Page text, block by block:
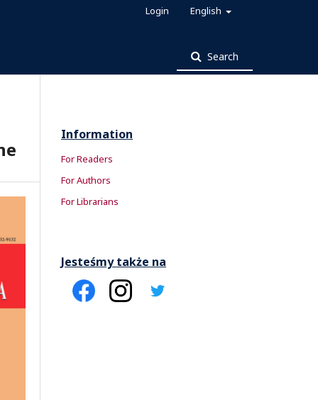
Search
English
Login
Information
For Readers
For Authors
For Librarians
Jesteśmy także na